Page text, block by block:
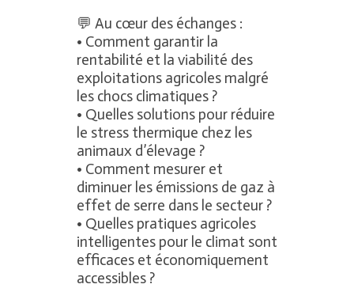
💬 Au cœur des échanges :
• Comment garantir la
rentabilité et la viabilité des
exploitations agricoles malgré
les chocs climatiques ?
• Quelles solutions pour réduire
le stress thermique chez les
animaux d’élevage ?
• Comment mesurer et
diminuer les émissions de gaz à
effet de serre dans le secteur ?
• Quelles pratiques agricoles
intelligentes pour le climat sont
efficaces et économiquement
accessibles ?